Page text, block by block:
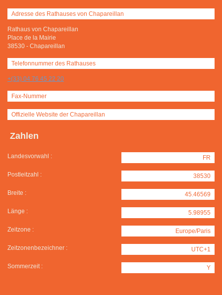
Adresse des Rathauses von Chapareillan
Rathaus von Chapareillan
Place de la Mairie
38530 - Chapareillan
Telefonnummer des Rathauses
+(33) 04 76 45 22 20
Fax-Nummer
Offizielle Website der Chapareillan
Zahlen
Landesvorwahl : FR
Postleitzahl : 38530
Breite : 45.46569
Länge : 5.98955
Zeitzone : Europe/Paris
Zeitzonenbezeichner : UTC+1
Sommerzeit : Y